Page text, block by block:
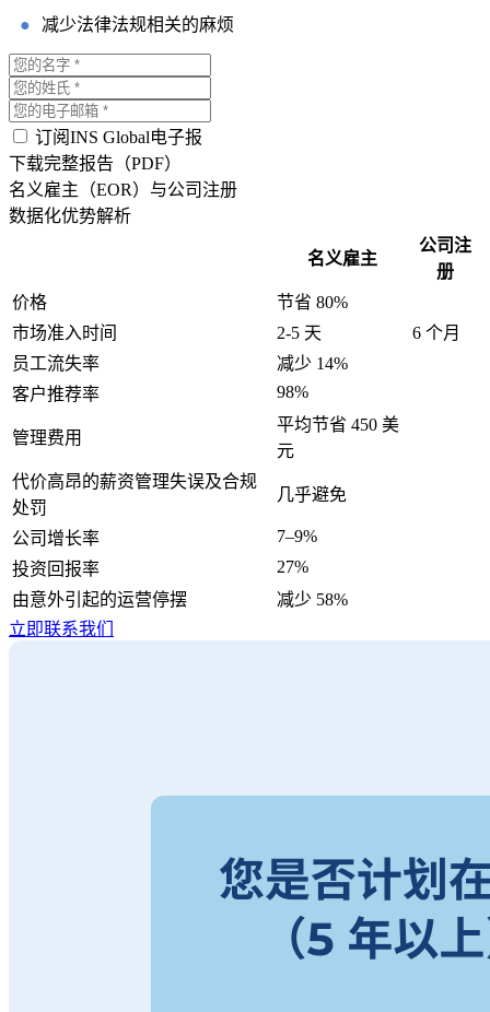
● 减少法律法规相关的麻烦
订阅INS Global电子报
下载完整报告（PDF）
名义雇主（EOR）与公司注册
数据化优势解析
名义雇主
公司注
册
价格
节省 80%
市场准入时间
2-5 天
6 个月
员工流失率
减少 14%
客户推荐率
98%
管理费用
平均节省 450 美
元
代价高昂的薪资管理失误及合规
处罚
几乎避免
公司增长率
7–9%
投资回报率
27%
由意外引起的运营停摆
减少 58%
立即联系我们